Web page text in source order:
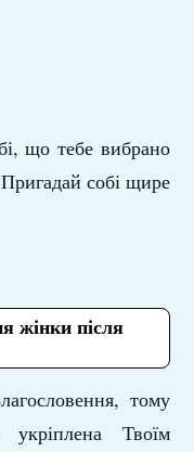
що тебе вибрано
собі щире
жінки після
тому
Твоїм